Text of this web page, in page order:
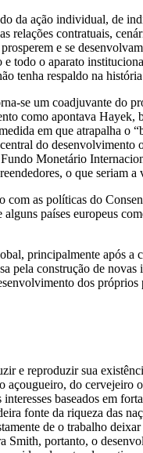
da ação individual, de
contratuais,
e se
todo o aparato
tenha respaldo na
se um coadjuvante do
como apontava
em que atrapalha o
do
Monetário
o que seriam
as políticas do
países europeus
principalmente após
construção de
dos próprios
e reproduzir sua
do cervejeiro
baseados em
fonte da riqueza das
de o trabalho
Smith, portanto, o